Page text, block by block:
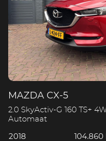
MAZDA CX-5
2.0 SkyActiv-G 160 TS+
Automaat
2018
104.860